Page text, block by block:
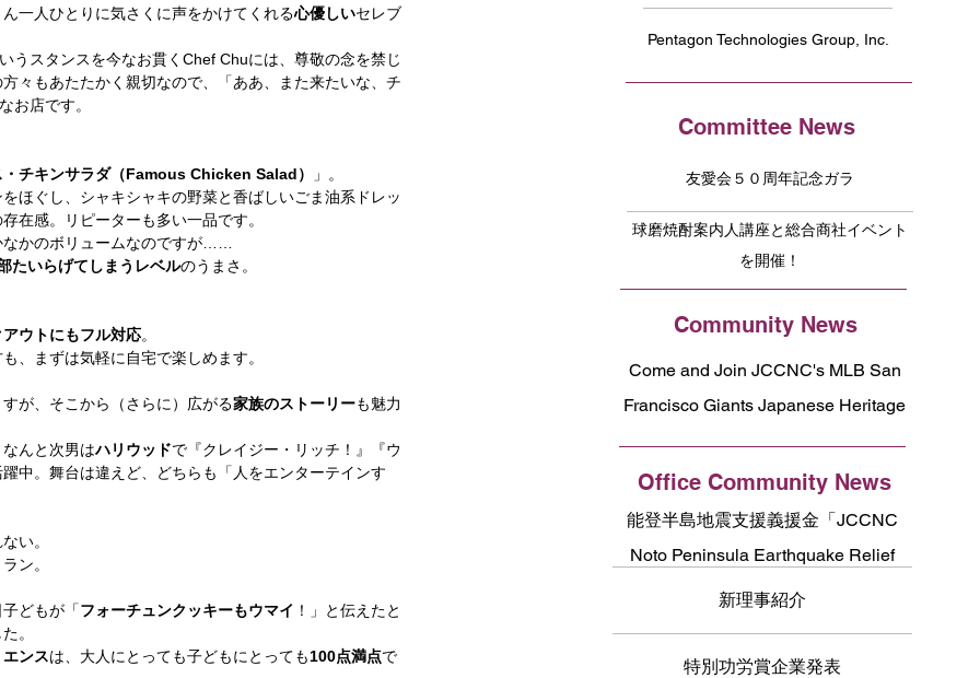
ん一人ひとりに気さくに声をかけてくれる心優しいセレブ
うスタンスを今なお貫くChef Chuには、尊敬の念を禁じ
々もあたたかく親切なので、「ああ、また来たいな、チ
お店です。
・チキンサラダ（Famous Chicken Salad）
」。
ほぐし、シャキシャキの野菜と香ばしいごま油系ドレッ
在感。リピーターも多い一品です。
かのボリュームなのですが……
たいらげてしまうレベルのうまさ。
アウトにもフル対応。
、まずは気軽に自宅で楽しめます。
が、そこから（さらに）広がる家族のストーリーも魅力
んと次男はハリウッドで『クレイジー・リッチ！』『ウ
中。舞台は違えど、どちらも「人をエンターテインす
い。
ン。
どもが「フォーチュンクッキーもウマイ ！」と伝えたと
。
ンスは、大人にとっても子どもにとっても100点満点で
Pentagon Technologies Group, Inc.
Committee News
友愛会５０周年記念ガラ
球磨焼酎案内人講座と総合商社イベント
を開催！
Community News
Come and Join JCCNC's MLB San
Francisco Giants Japanese Heritage
Office Community News
能登半島地震支援義援金「JCCNC
Noto Peninsula Earthquake Relief
Fund」のお礼
新理事紹介
特別功労賞企業発表